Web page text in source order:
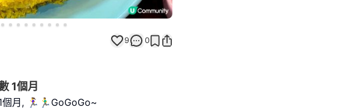
9 0
1個月
月, 🏃‍♀️🏃‍♂️GoGoGo~